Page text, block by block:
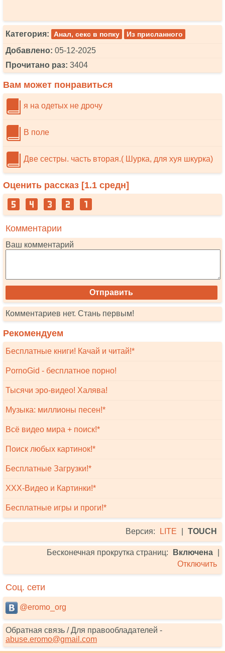
Категория: Анал, секс в попку Из присланного
Добавлено: 05-12-2025
Прочитано раз: 3404
Вам может понравиться
я на одетых не дрочу
В поле
Две сестры. часть вторая.( Шурка, для хуя шкурка)
Оценить рассказ [1.1 средн]
Комментарии
Ваш комментарий
Комментариев нет. Стань первым!
Рекомендуем
Бесплатные книги! Качай и читай!*
PornoGid - бесплатное порно!
Тысячи эро-видео! Халява!
Музыка: миллионы песен!*
Всё видео мира + поиск!*
Поиск любых картинок!*
Бесплатные Загрузки!*
XXX-Видео и Картинки!*
Бесплатные игры и проги!*
Версия: LITE TOUCH
Бесконечная прокрутка страниц: Включена
Отключить
Соц. сети
@eromo_org
Обратная связь / Для правообладателей -
abuse.eromo@gmail.com